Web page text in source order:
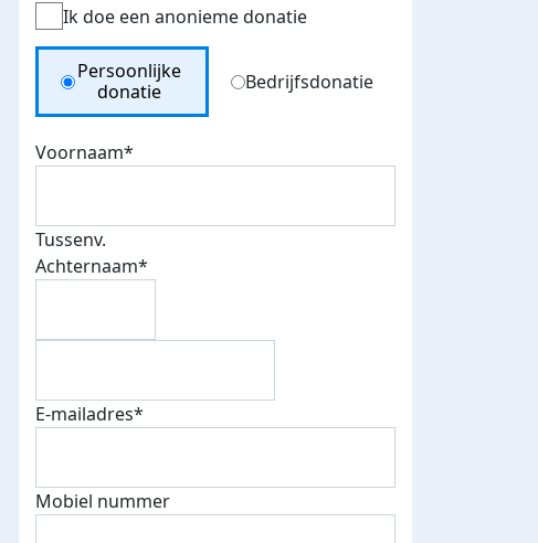
E-mails verstuurd
Bij 500 euro aan donaties ontvang
je je speciale KWF t-shirt!
Ik doe een anonieme donatie
Donation Type
Persoonlijke
donatie
Bedrijfsdonatie
Voornaam*
Tussenv.
Achternaam*
E-mailadres*
Mobiel nummer